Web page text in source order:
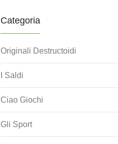
Categoria
Originali Destructoidi
I Saldi
Ciao Giochi
Gli Sport